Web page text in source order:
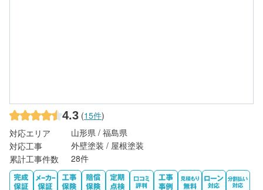
4.3 (15件)
対応エリア
山形県 / 福島県
対応工事
外壁塗装 / 屋根塗装
累計工事件数
28件